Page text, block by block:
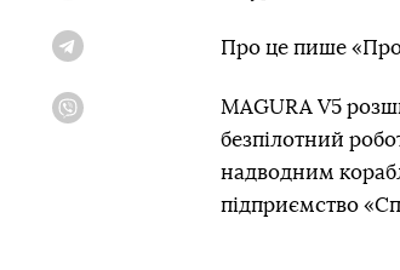
Про це пише
MAGURA V5
безпілотний
надводним
підприємство